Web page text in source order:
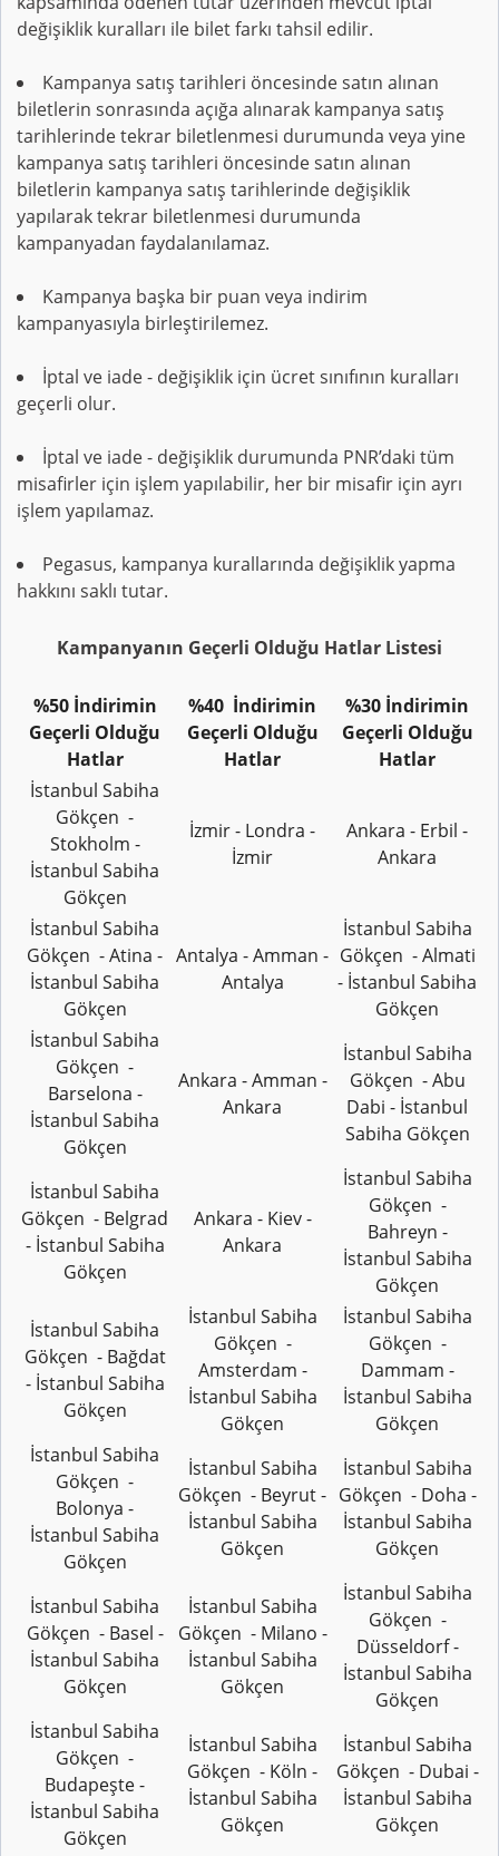
değişiklik kuralları ile bilet farkı tahsil edilir.
Kampanya satış tarihleri öncesinde satın alınan
biletlerin sonrasında açığa alınarak kampanya satış
tarihlerinde tekrar biletlenmesi durumunda veya yine
kampanya satış tarihleri öncesinde satın alınan
biletlerin kampanya satış tarihlerinde değişiklik
yapılarak tekrar biletlenmesi durumunda
kampanyadan faydalanılamaz.
Kampanya başka bir puan veya indirim
kampanyasıyla birleştirilemez.
İptal ve iade - değişiklik için ücret sınıfının kuralları
geçerli olur.
İptal ve iade - değişiklik durumunda PNR’daki tüm
misafirler için işlem yapılabilir, her bir misafir için ayrı
işlem yapılamaz.
Pegasus, kampanya kurallarında değişiklik yapma
hakkını saklı tutar.
Kampanyanın Geçerli Olduğu Hatlar Listesi
%50 İndirimin
Geçerli Olduğu
Hatlar
%40 İndirimin
Geçerli Olduğu
Hatlar
%30 İndirimin
Geçerli Olduğu
Hatlar
İstanbul Sabiha
Gökçen -
Stokholm -
İstanbul Sabiha
Gökçen
İzmir - Londra -
İzmir
Ankara - Erbil -
Ankara
İstanbul Sabiha
Gökçen - Atina -
İstanbul Sabiha
Gökçen
Antalya - Amman -
Antalya
İstanbul Sabiha
Gökçen - Almati
- İstanbul Sabiha
Gökçen
İstanbul Sabiha
Gökçen -
Barselona -
İstanbul Sabiha
Gökçen
Ankara - Amman -
Ankara
İstanbul Sabiha
Gökçen - Abu
Dabi - İstanbul
Sabiha Gökçen
İstanbul Sabiha
Gökçen - Belgrad
- İstanbul Sabiha
Gökçen
Ankara - Kiev -
Ankara
İstanbul Sabiha
Gökçen -
Bahreyn -
İstanbul Sabiha
Gökçen
İstanbul Sabiha
Gökçen - Bağdat
- İstanbul Sabiha
Gökçen
İstanbul Sabiha
Gökçen -
Amsterdam -
İstanbul Sabiha
Gökçen
İstanbul Sabiha
Gökçen -
Dammam -
İstanbul Sabiha
Gökçen
İstanbul Sabiha
Gökçen -
Bolonya -
İstanbul Sabiha
Gökçen
İstanbul Sabiha
Gökçen - Beyrut -
İstanbul Sabiha
Gökçen
İstanbul Sabiha
Gökçen - Doha -
İstanbul Sabiha
Gökçen
İstanbul Sabiha
Gökçen - Basel -
İstanbul Sabiha
Gökçen
İstanbul Sabiha
Gökçen - Milano -
İstanbul Sabiha
Gökçen
İstanbul Sabiha
Gökçen -
Düsseldorf -
İstanbul Sabiha
Gökçen
İstanbul Sabiha
Gökçen -
Budapeşte -
İstanbul Sabiha
Gökçen
İstanbul Sabiha
Gökçen - Köln -
İstanbul Sabiha
Gökçen
İstanbul Sabiha
Gökçen - Dubai -
İstanbul Sabiha
Gökçen